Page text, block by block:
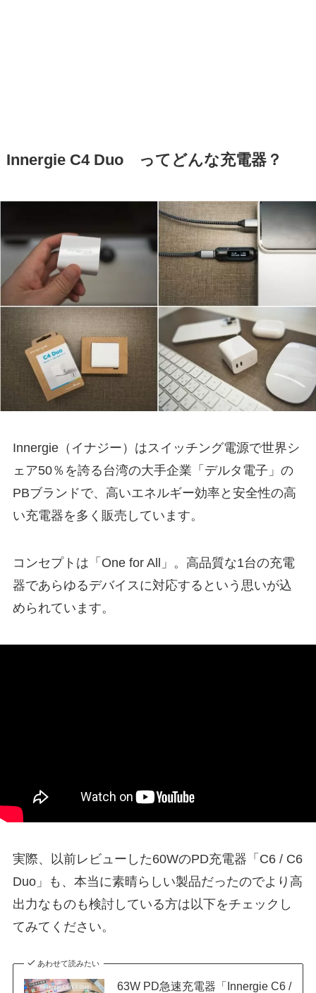
Innergie C4 Duo ってどんな充電器？
Innergie（イナジー）はスイッチング電源で世界シ
ェア50％を誇る台湾の大手企業「デルタ電子」の
PBブランドで、高いエネルギー効率と安全性の高
い充電器を多く販売しています。
コンセプトは「One for All」。高品質な1台の充電
器であらゆるデバイスに対応するという思いが込
められています。
実際、以前レビューした60WのPD充電器「C6 / C6
Duo」も、本当に素晴らしい製品だったのでより高
出力なものも検討している方は以下をチェックし
てみてください。
あわせて読みたい
63W PD急速充電器「Innergie C6 /